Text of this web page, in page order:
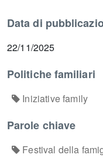
Data di
22/11/2025
Politiche familiari
Iniziative family
Parole chiave
Festival della